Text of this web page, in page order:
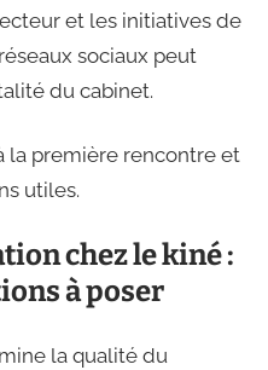
et les initiatives de
sociaux peut
du cabinet.
la première rencontre et
utiles.
chez le kiné :
à poser
la qualité du